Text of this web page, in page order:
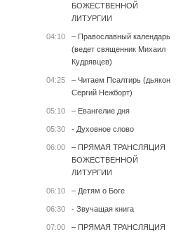
БОЖЕСТВЕННОЙ
ЛИТУРГИИ
04:10
– Православный календарь
(ведет священник Михаил
Кудрявцев)
04:25
– Читаем Псалтирь (дьякон
Сергий Нежборт)
05:10 – Евангелие дня
05:30 - Духовное слово
06:00
– ПРЯМАЯ ТРАНСЛЯЦИЯ
БОЖЕСТВЕННОЙ
ЛИТУРГИИ
06:10 – Детям о Боге
06:30 - Звучащая книга
07:00
– ПРЯМАЯ ТРАНСЛЯЦИЯ